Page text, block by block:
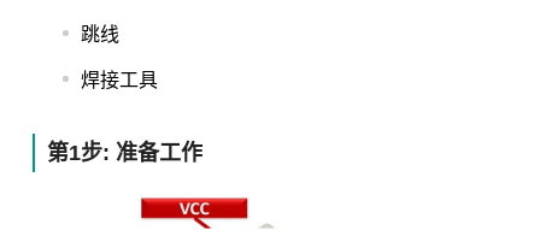
跳线
焊接工具
第1步: 准备工作